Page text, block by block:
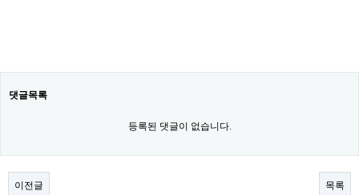
댓글목록
등록된 댓글이 없습니다.
이전글 목록